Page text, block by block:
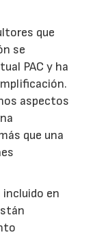
que
se
PAC y ha
aspectos
que una
incluido en